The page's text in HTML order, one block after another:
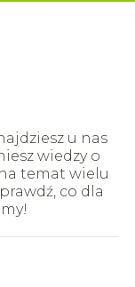
u nas
wiedzy o
temat wielu
co dla